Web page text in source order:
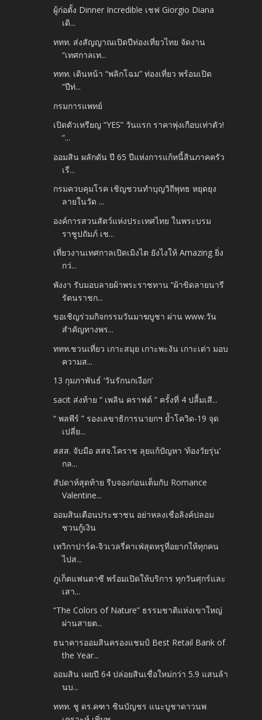
ผู้ก่อตั้ง Dinner Incredible เชฟ Giorgio Diana
เดิ...
ททท. ส่งสัญญาณเปิดปีท่องเที่ยวไทย จัดงาน
“เทศกาลเท...
ททท. เดินหน้า “พลิกโฉม” ท่องเที่ยว พร้อมเปิด
“ปีท่...
กรมการแพทย์
เปิดตัวเหรียญ “YES” วันแรก ราคาพุ่งเกือบเท่าตัว!
“...
ออมสิน ผลักดัน ปี 65 ปีแห่งการแก้หนี้สินภาคครัว
เรื...
กรมควบคุมโรค เชิญชวนทำบุญวิถีพุทธ หยุดยุง
ลายในวัด ...
องค์การสวนสัตว์แห่งประเทศไทย ในพระบรม
ราชูปถัมภ์ เช...
เที่ยวงานเทศกาลเปิดเมิงไต ยังไงให้ Amazing ยิ่ง
กว่...
พังงา รับมอบลายผ้าพระราชทาน “ผ้าขิดลายนารี
รัตนราชก...
ขอเชิญร่วมกิจกรรมวันมาฆบูชา ผ่าน www.วัน
สำคัญทางพร...
ททท.ชวนเที่ยว เกาะสมุย เกาะพะงัน เกาะเต่า มอบ
ความส...
13 กุมภาพันธ์ ‘วันรักนกเงือก’
sacit ส่งท้าย “ เพลิน คราฟต์ ” ครั้งที่ 4 ปลื้มเสี...
“ พลพีร์ ” รองเลขาธิการนายกฯ ย้ำโควิด-19 จุด
เปลี่ย...
สสส. จับมือ สสจ.โคราช ลุยแก้ปัญหา ‘ท้องวัยรุ่น’
กล...
สัปดาห์สุดท้าย รีบจองก่อนเต็มกับ Romance
Valentine...
ออมสินเตือนประชาชน อย่าหลงเชื่อลิงค์ปลอม
ชวนกู้เงิน
เทวิกาปาร์ค-จิวเวลรี่คาเฟ่สุดหรูที่อยากให้ทุกคน
ไปส...
ภูเก็ตแฟนตาซี พร้อมเปิดให้บริการ ทุกวันศุกร์และ
เสา...
“The Colors of Nature” ธรรมชาติแห่งเขาใหญ่
ผ่านสายต...
ธนาคารออมสินครองแชมป์ Best Retail Bank of
the Year...
ออมสิน เผยปี 64 ปล่อยสินเชื่อใหม่กว่า 5.9 แสนล้า
นบ...
ททท. ชู ดร.คฑา ชินบัญชร แนะบูชาดาวนพ